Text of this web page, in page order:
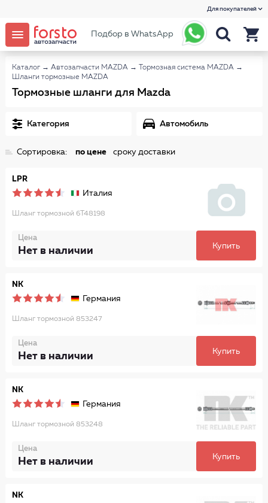
Для покупателей
Подбор в WhatsApp
Каталог → Автозапчасти MAZDA → Тормозная система MAZDA →
Шланги тормозные MAZDA
Тормозные шланги для Mazda
Категория Автомобиль
Сортировка: по цене сроку доставки
LPR
Италия
Шланг тормозной 6T48198
Цена
Нет в наличии Купить
NK
Германия
Шланг тормозной 853247
Цена
Нет в наличии Купить
NK
Германия
Шланг тормозной 853248
Цена
Нет в наличии Купить
NK